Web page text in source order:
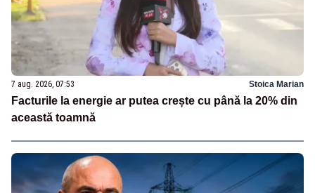
7 aug. 2026, 07:53 Stoica Marian
Facturile la energie ar putea crește cu până la 20% din
această toamnă